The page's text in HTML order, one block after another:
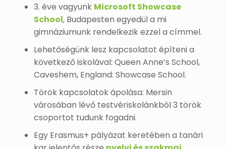
3. éve vagyunk Microsoft Showcase
School, Budapesten egyedül a mi
gimnáziumunk rendelkezik ezzel a címmel.
Lehetőségünk lesz kapcsolatot építeni a
következő iskolával: Queen Anne’s School,
Caveshem, England: Showcase School.
Török kapcsolatok ápolása: Mersin
városában lévő testvériskolánkból 3 török
csoportot tudunk fogadni.
Egy Erasmus+ pályázat keretében a tanári